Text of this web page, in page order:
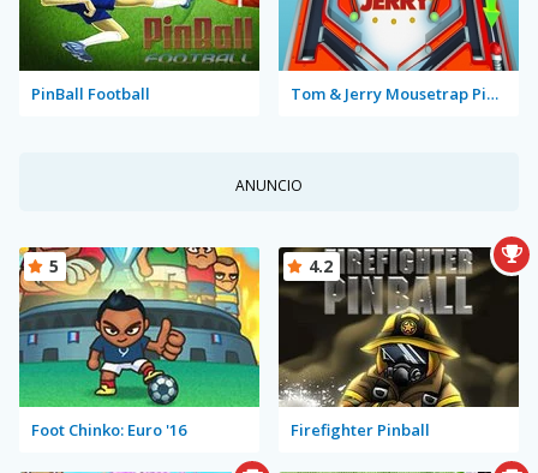
PinBall Football Tom & Jerry Mousetrap Pinball
ANUNCIO
Foot Chinko: Euro '16
5
Firefighter Pinball
4.2